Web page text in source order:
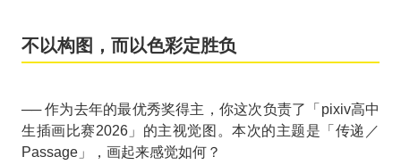
不以构图，而以色彩定胜负
── 作为去年的最优秀奖得主，你这次负责了「pixiv高中
生插画比赛2026」的主视觉图。本次的主题是「传递／
Passage」，画起来感觉如何？